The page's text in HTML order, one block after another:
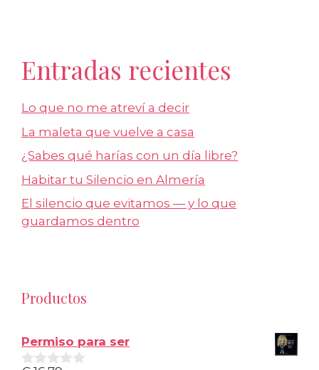
Entradas recientes
Lo que no me atreví a decir
La maleta que vuelve a casa
¿Sabes qué harías con un día libre?
Habitar tu Silencio en Almería
El silencio que evitamos — y lo que
guardamos dentro
Productos
Permiso para ser